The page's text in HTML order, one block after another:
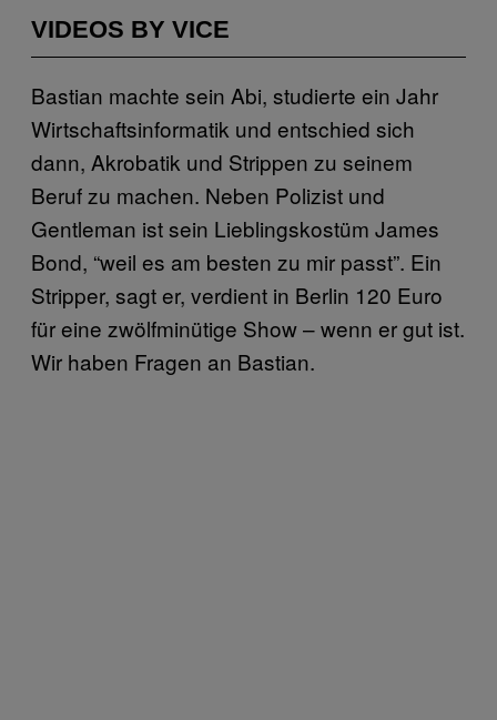
VIDEOS BY VICE
Bastian machte sein Abi, studierte ein Jahr
Wirtschaftsinformatik und entschied sich
dann, Akrobatik und Strippen zu seinem
Beruf zu machen. Neben Polizist und
Gentleman ist sein Lieblingskostüm James
Bond, “weil es am besten zu mir passt”. Ein
Stripper, sagt er, verdient in Berlin 120 Euro
für eine zwölfminütige Show – wenn er gut ist.
Wir haben Fragen an Bastian.